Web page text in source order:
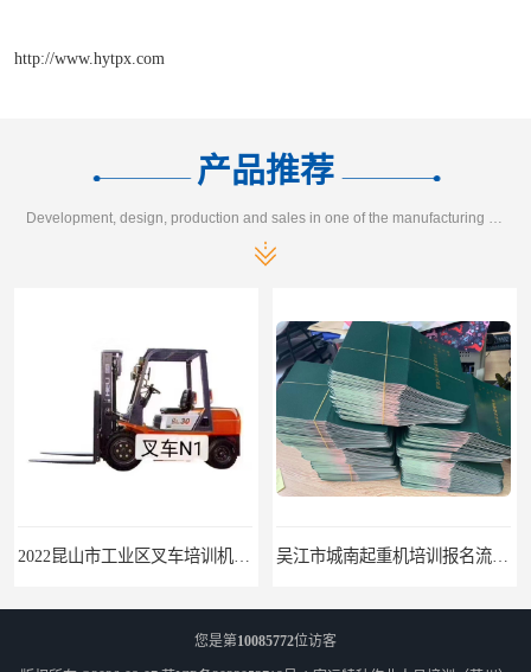
http://www.hytpx.com
产品推荐
您是第10085772位访客